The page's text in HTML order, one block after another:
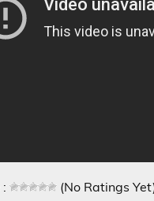
: (No Ratings